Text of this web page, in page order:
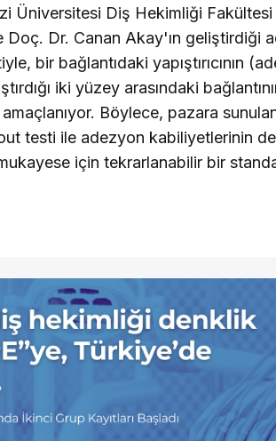
Üniversitesi Diş Hekimliği
Doç. Dr. Canan Akay'ın geliştirdiği
bir bağlantıdaki yapıştırıcının
iki yüzey arasındaki
Böylece, pazara
testi ile adezyon kabiliyetlerinin
için tekrarlanabilir bir